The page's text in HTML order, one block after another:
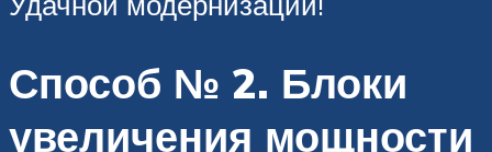
Способ № 2. Блоки
увеличения мощности